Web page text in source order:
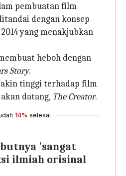
pembuatan film
dengan konsep
yang menakjubkan
heboh dengan
Story.
tinggi terhadap film
datang, The Creator.
14% selesai
'sangat
ilmiah orisinal